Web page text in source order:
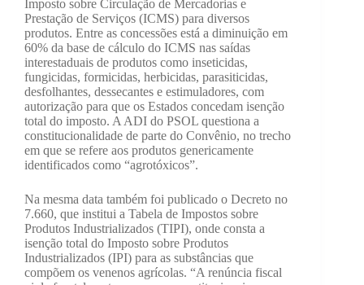
Imposto sobre Circulação de Mercadorias e
Prestação de Serviços (ICMS) para diversos
produtos. Entre as concessões está a diminuição em
60% da base de cálculo do ICMS nas saídas
interestaduais de produtos como inseticidas,
fungicidas, formicidas, herbicidas, parasiticidas,
desfolhantes, dessecantes e estimuladores, com
autorização para que os Estados concedam isenção
total do imposto. A ADI do PSOL questiona a
constitucionalidade de parte do Convênio, no trecho
em que se refere aos produtos genericamente
identificados como “agrotóxicos”.
Na mesma data também foi publicado o Decreto no
7.660, que institui a Tabela de Impostos sobre
Produtos Industrializados (TIPI), onde consta a
isenção total do Imposto sobre Produtos
Industrializados (IPI) para as substâncias que
compõem os venenos agrícolas. “A renúncia fiscal